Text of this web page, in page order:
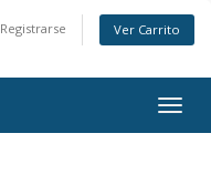
Registrarse Ver Carrito